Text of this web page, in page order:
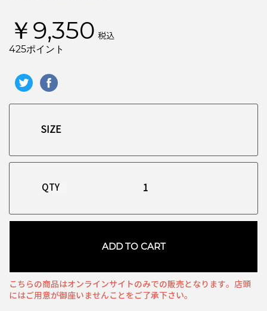
￥9,350 税込
425ポイント
QTY
ADD TO CART
こちらの商品はオンラインサイトのみでの販売となります。店頭
にはご用意が御座いませんことをご了承下さい。